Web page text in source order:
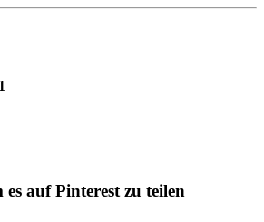
1
auf Pinterest zu teilen